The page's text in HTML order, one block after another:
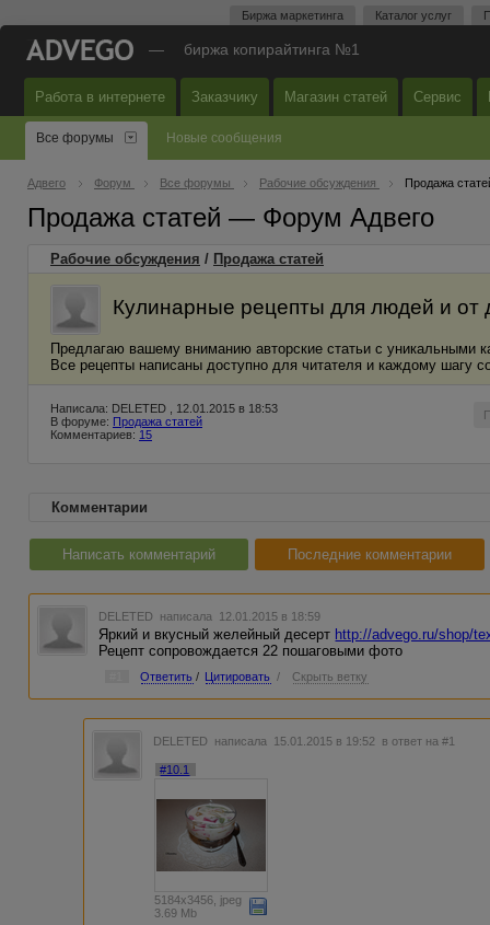
Биржа маркетинга Каталог услуг
— биржа копирайтинга №1
Работа в интернете Заказчику Магазин статей Сервис
Все форумы Новые сообщения
Адвего Форум Все форумы Рабочие обсуждения Продажа
Продажа статей — Форум Адвего
Рабочие обсуждения / Продажа статей
Кулинарные рецепты для людей и от
Предлагаю вашему вниманию авторские статьи с уникальными
Все рецепты написаны доступно для читателя и каждому шагу
Написала: DELETED , 12.01.2015 в 18:53
В форуме: Продажа статей
Комментариев: 15
Комментарии
Написать комментарий Последние комментарии
DELETED написала 12.01.2015 в 18:59
Яркий и вкусный желейный десерт http://advego.ru/shop/
Рецепт сопровождается 22 пошаговыми фото
Ответить / Цитировать / Скрыть ветку
DELETED написала 15.01.2015 в 19:52 в ответ на #1
#10.1
5184x3456, jpeg
3.69 Mb